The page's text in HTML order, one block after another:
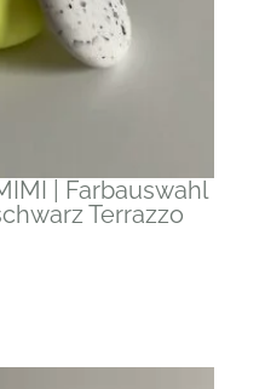
| Farbauswahl
Terrazzo